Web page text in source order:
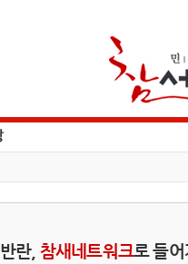
란, 참새네트워크로 들